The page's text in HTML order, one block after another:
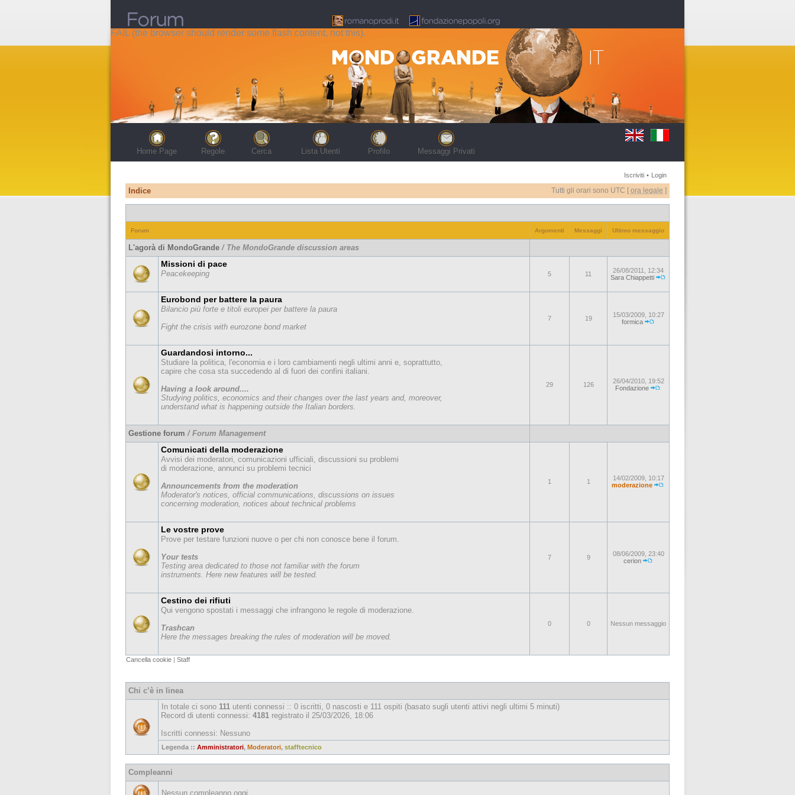
FAIL (the browser should render some flash content, not this).
Home Page Regole Cerca Lista Utenti Profilo Messaggi Privati
Iscriviti • Login
Indice Tutti gli orari sono UTC [ ora legale ]
Forum Argomenti Messaggi Ultimo messaggio
L'agorà di MondoGrande / The MondoGrande discussion areas
Missioni di pace
Peacekeeping 5 11
26/08/2011, 12:34
Sara Chiappetti
Eurobond per battere la paura
Bilancio più forte e titoli europei per battere la paura
Fight the crisis with eurozone bond market
7 19
15/03/2009, 10:27
formica
Guardandosi intorno...
Studiare la politica, l'economia e i loro cambiamenti negli ultimi anni e, soprattutto,
capire che cosa sta succedendo al di fuori dei confini italiani.
Having a look around....
Studying politics, economics and their changes over the last years and, moreover,
understand what is happening outside the Italian borders.
29 126
26/04/2010, 19:52
Fondazione
Gestione forum / Forum Management
Comunicati della moderazione
Avvisi dei moderatori, comunicazioni ufficiali, discussioni su problemi
di moderazione, annunci su problemi tecnici
Announcements from the moderation
Moderator's notices, official communications, discussions on issues
concerning moderation, notices about technical problems
1 1
14/02/2009, 10:17
moderazione
Le vostre prove
Prove per testare funzioni nuove o per chi non conosce bene il forum.
Your tests
Testing area dedicated to those not familiar with the forum
instruments. Here new features will be tested.
7 9
08/06/2009, 23:40
cerion
Cestino dei rifiuti
Qui vengono spostati i messaggi che infrangono le regole di moderazione.
Trashcan
Here the messages breaking the rules of moderation will be moved.
0 0 Nessun messaggio
Cancella cookie | Staff
Chi c’è in linea
In totale ci sono 111 utenti connessi :: 0 iscritti, 0 nascosti e 111 ospiti (basato sugli utenti attivi negli ultimi 5 minuti)
Record di utenti connessi: 4181 registrato il 25/03/2026, 18:06
Iscritti connessi: Nessuno
Legenda :: Amministratori, Moderatori, stafftecnico
Compleanni
Nessun compleanno oggi